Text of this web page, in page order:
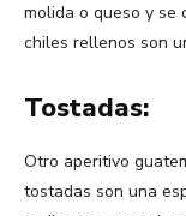
molida o queso y se
chiles rellenos son
Tostadas:
Otro aperitivo
tostadas son una